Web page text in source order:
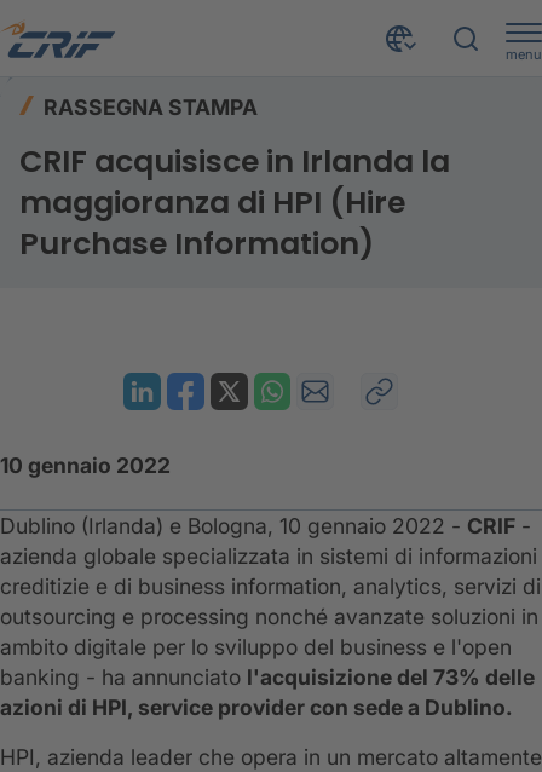
menu
RASSEGNA STAMPA
CRIF acquisisce in Irlanda la
maggioranza di HPI (Hire
Purchase Information)
10 gennaio 2022
Dublino (Irlanda) e Bologna, 10 gennaio 2022 - CRIF -
azienda globale specializzata in sistemi di informazioni
creditizie e di business information, analytics, servizi di
outsourcing e processing nonché avanzate soluzioni in
ambito digitale per lo sviluppo del business e l'open
banking - ha annunciato l'acquisizione del 73% delle
azioni di HPI, service provider con sede a Dublino.
HPI, azienda leader che opera in un mercato altamente